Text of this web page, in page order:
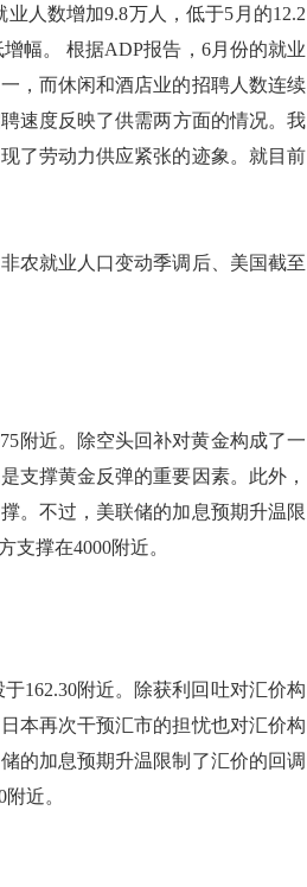
人数增加9.8万人，低于5月的12.2
幅。 根据ADP报告，6月份的就业
，而休闲和酒店业的招聘人数连续
速度反映了供需两方面的情况。我
了劳动力供应紧张的迹象。就目前
就业人口变动季调后、美国截至
近。除空头回补对黄金构成了一
支撑黄金反弹的重要因素。此外，
。不过，美联储的加息预期升温限
支撑在4000附近。
附近。除获利回吐对汇价构
本再次干预汇市的担忧也对汇价构
的加息预期升温限制了汇价的回调
近。